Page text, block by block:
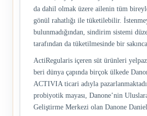
da dahil olmak üzere ailenin tüm
gönül rahatlığı ile tüketilebilir.
bulunmadığından, sindirim sistemi
tarafından da tüketilmesinde bir
ActiRegularis içeren süt ürünleri
beri dünya çapında birçok ülkede
ACTIVIA ticari adıyla
probiyotik mayası, Danone’nin
Geliştirme Merkezi olan Danone